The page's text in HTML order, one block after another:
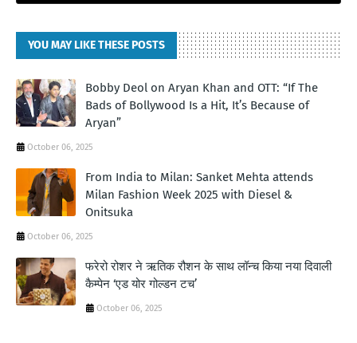
YOU MAY LIKE THESE POSTS
Bobby Deol on Aryan Khan and OTT: “If The
Bads of Bollywood Is a Hit, It’s Because of
Aryan”
October 06, 2025
From India to Milan: Sanket Mehta attends
Milan Fashion Week 2025 with Diesel &
Onitsuka
October 06, 2025
फरेरो रोशर ने ऋतिक रौशन के साथ लॉन्‍च किया नया दिवाली
कैम्‍पेन ‘एड योर गोल्‍डन टच’
October 06, 2025